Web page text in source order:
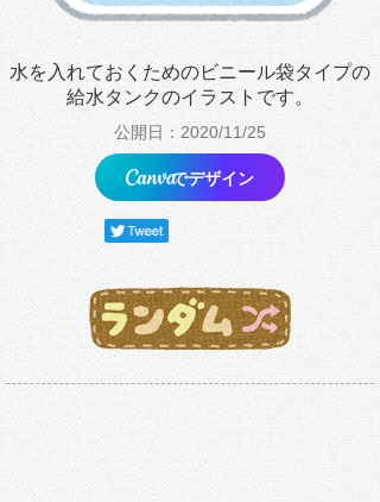
水を入れておくためのビニール袋タイプの
給水タンクのイラストです。
公開日：2020/11/25
でデザイン